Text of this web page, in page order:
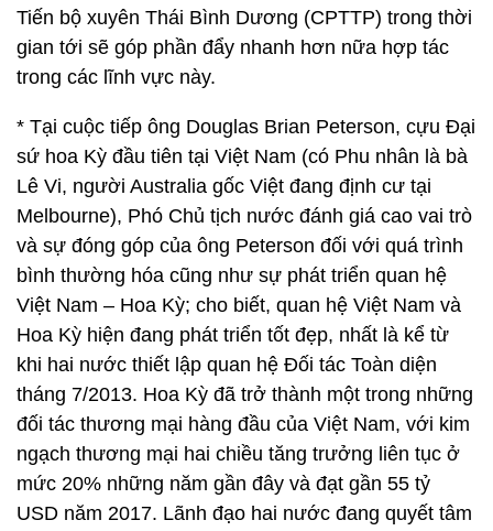
Tiến bộ xuyên Thái Bình Dương (CPTTP) trong thời
gian tới sẽ góp phần đẩy nhanh hơn nữa hợp tác
trong các lĩnh vực này.
* Tại cuộc tiếp ông Douglas Brian Peterson, cựu Đại
sứ hoa Kỳ đầu tiên tại Việt Nam (có Phu nhân là bà
Lê Vi, người Australia gốc Việt đang định cư tại
Melbourne), Phó Chủ tịch nước đánh giá cao vai trò
và sự đóng góp của ông Peterson đối với quá trình
bình thường hóa cũng như sự phát triển quan hệ
Việt Nam – Hoa Kỳ; cho biết, quan hệ Việt Nam và
Hoa Kỳ hiện đang phát triển tốt đẹp, nhất là kể từ
khi hai nước thiết lập quan hệ Đối tác Toàn diện
tháng 7/2013. Hoa Kỳ đã trở thành một trong những
đối tác thương mại hàng đầu của Việt Nam, với kim
ngạch thương mại hai chiều tăng trưởng liên tục ở
mức 20% những năm gần đây và đạt gần 55 tỷ
USD năm 2017. Lãnh đạo hai nước đang quyết tâm